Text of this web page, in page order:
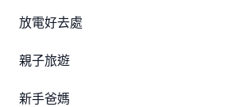
放電好去處
親子旅遊
新手爸媽